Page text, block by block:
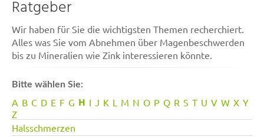
Ratgeber
Wir haben für Sie die wichtigsten Themen recherchiert.
Alles was Sie vom Abnehmen über Magenbeschwerden
bis zu Mineralien wie Zink interessieren könnte.
Bitte wählen Sie:
A B C D E F G H I J K L M N O P Q R S T U V W X Y
Z
Halsschmerzen